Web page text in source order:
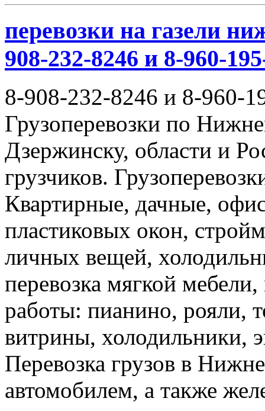
перевозки на газели
908-232-8246 и 8-960-
8-908-232-8246 и 8-960-
Грузоперевозки по
Дзержинску, области и
грузчиков.
Квартирные, дачные,
пластиковых окон,
личных вещей,
перевозка мягкой
работы: пианино, рояли,
витрины, холодильники,
Перевозка грузов в
автомобилем, а также